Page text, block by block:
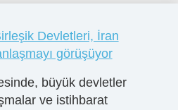
Devletleri, İran
görüşüyor
büyük devletler
ve istihbarat